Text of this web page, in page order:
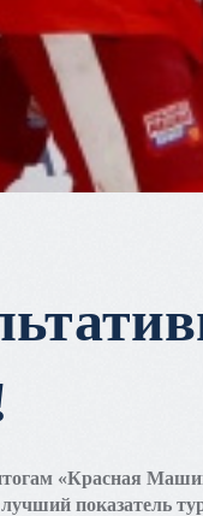
«Красная
показатель